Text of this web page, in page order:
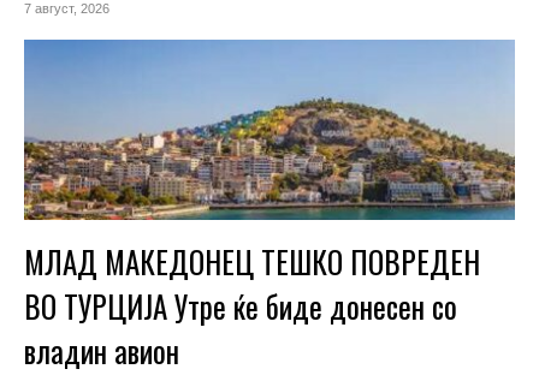
7 август, 2026
МЛАД МАКЕДОНЕЦ ТЕШКО ПОВРЕДЕН
ВО ТУРЦИЈА Утре ќе биде донесен со
владин авион